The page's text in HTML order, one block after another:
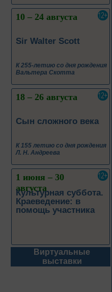
10 – 24 августа
Sir Walter Scott
К 255-летию со дня рождения
Вальтера Скотта
18 – 26 августа
Сын сложного века
К 155 летию со дня рождения
Л. Н. Андреева
1 июня – 30
августа
Культурная суббота.
Краеведение: в
помощь участника
1 июня – 31
августа
Виртуальные
выставки